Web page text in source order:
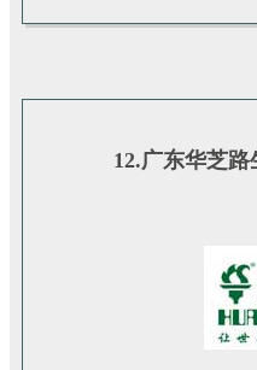
12.广东华芝路